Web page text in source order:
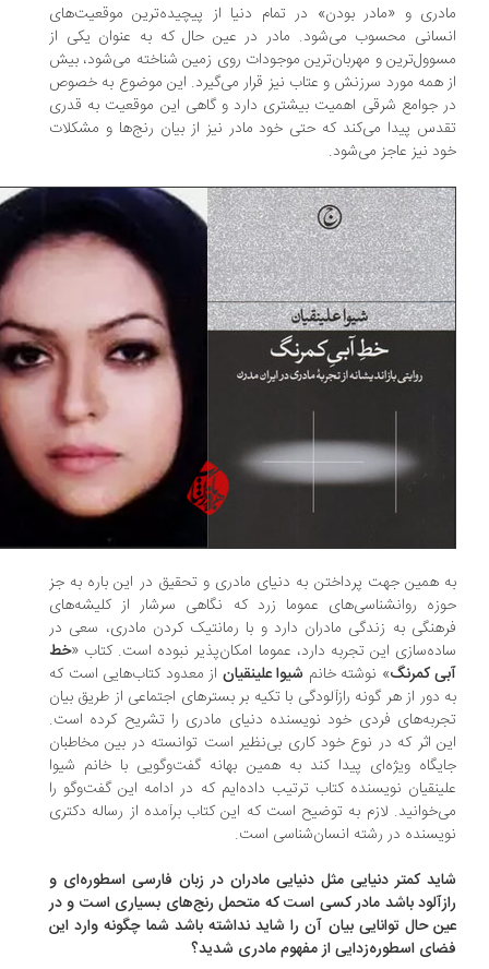
و «مادر بودن» در تمام دنیا از پیچیده‌ترین موقعیت‌های
محسوب می‌شود. مادر در عین حال که به عنوان یکی از
و مهربان‌ترین موجودات روی زمین شناخته می‌شود، بیش
همه مورد سرزنش و عتاب نیز قرار می‌گیرد. این موضوع به خصوص
جوامع شرقی اهمیت بیشتری دارد و گاهی این موقعیت به قدری
پیدا می‌کند که حتی خود مادر نیز از بیان رنج‌ها و مشکلات
نیز عاجز می‌شود.
همین جهت پرداختن به دنیای مادری و تحقیق در این باره به جز
روانشناسی‌های عموما زرد که نگاهی سرشار از کلیشه‌های
به زندگی مادران دارد و با رمانتیک کردن مادری، سعی در
این تجربه دارد، عموما امکان‌پذیر نبوده است. کتاب « خط
کمرنگ» نوشته خانمشیوا علینقیاناز معدود کتاب‌هایی است که
دور از هر گونه رازآلودگی با تکیه بر بستر‌های اجتماعی از طریق بیان
فردی خود نویسنده دنیای مادری را تشریح کرده است.
اثر که در نوع خود کاری بی‌نظیر است توانسته در بین مخاطبان
ویژه‌ای پیدا کند به همین بهانه گفت‌وگویی با خانم شیوا
نویسنده کتاب ترتیب داده‌ایم که در ادامه این گفت‌وگو را
لازم به توضیح است که این کتاب برآمده از رساله دکتری
در رشته انسان‌شناسی است.
کمتر دنیایی مثل دنیایی مادران در زبان فارسی اسطوره‌ای و
باشد مادر کسی است که متحمل رنج‌های بسیاری است و در
حال توانایی بیان آن را شاید نداشته باشد شما چگونه وارد این
اسطوره‌زدایی از مفهوم مادری شدید؟